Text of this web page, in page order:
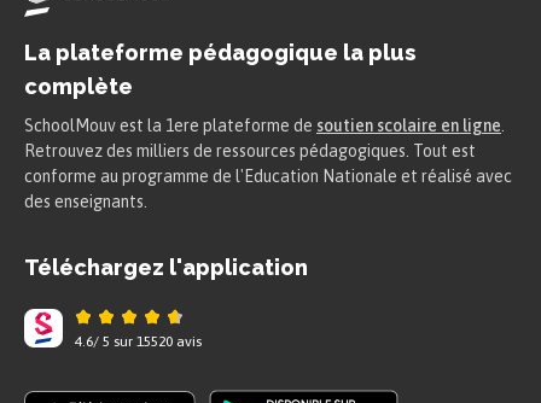
La plateforme pédagogique la plus
complète
SchoolMouv est la 1ere plateforme de soutien scolaire en ligne
Retrouvez des milliers de ressources pédagogiques. Tout est
conforme au programme de l'Education Nationale et réalisé avec
des enseignants.
Téléchargez l'application
4.6/ 5 sur 15520 avis